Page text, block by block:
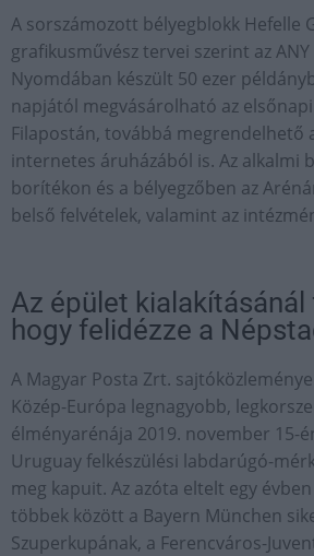
A sorszámozott bélyegblokk Hefelle
grafikusművész tervei szerint az
Nyomdában készült 50 ezer
napjától megvásárolható az
Filapostán, továbbá megrendelhető
internetes áruházából is. Az alkalmi
borítékon és a bélyegzőben az
belső felvételek, valamint az
Az épület
hogy felidézze a
A Magyar Posta Zrt.
Közép-Európa legnagyobb,
élményarénája 2019. november 15-
Uruguay felkészülési labdarúgó-
meg kapuit. Az azóta eltelt egy
többek között a Bayern München
Szuperkupának, a Ferencváros-